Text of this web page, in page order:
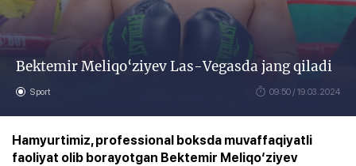
Bektemir Meliqo‘ziyev Las-Vegasda jang qiladi
Sport 09:50 / 19.03.2024
Hamyurtimiz, professional boksda muvaffaqiyatli
faoliyat olib borayotgan Bektemir Meliqo‘ziyev